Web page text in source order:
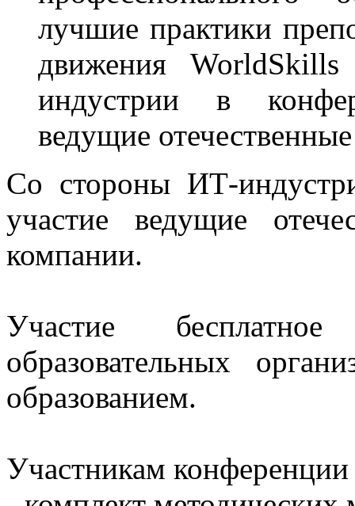
лучшие практики
движения
индустрии в
ведущие
Со стороны ИТ-
участие ведущие
компании.
Участие
образовательных
образованием.
Участникам конференции